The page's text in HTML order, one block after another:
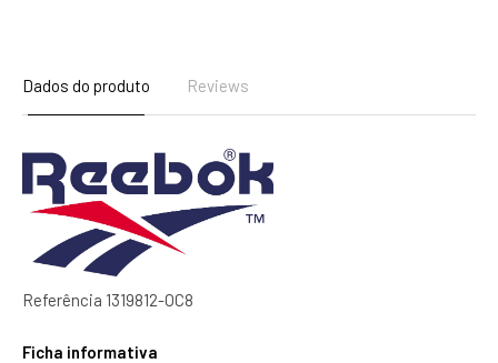
Dados do produto Reviews
Referência 1319812-OC8
Ficha informativa